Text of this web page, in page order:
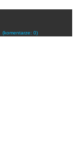
(komentarze: 0)